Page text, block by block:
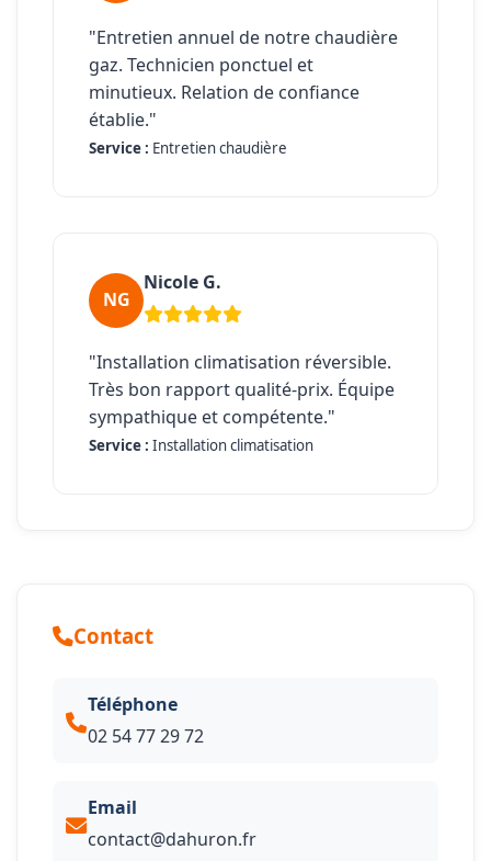
"Entretien annuel de notre chaudière
gaz. Technicien ponctuel et
minutieux. Relation de confiance
établie."
Service : Entretien chaudière
NG
Nicole G.
"Installation climatisation réversible.
Très bon rapport qualité-prix. Équipe
sympathique et compétente."
Service : Installation climatisation
Contact
Téléphone
02 54 77 29 72
Email
contact@dahuron.fr